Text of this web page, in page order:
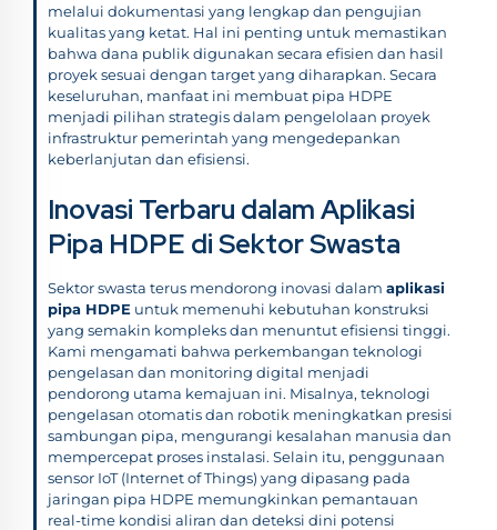
melalui dokumentasi yang lengkap dan pengujian
kualitas yang ketat. Hal ini penting untuk memastikan
bahwa dana publik digunakan secara efisien dan hasil
proyek sesuai dengan target yang diharapkan. Secara
keseluruhan, manfaat ini membuat pipa HDPE
menjadi pilihan strategis dalam pengelolaan proyek
infrastruktur pemerintah yang mengedepankan
keberlanjutan dan efisiensi.
Inovasi Terbaru dalam Aplikasi
Pipa HDPE di Sektor Swasta
Sektor swasta terus mendorong inovasi dalam aplikasi
pipa HDPE untuk memenuhi kebutuhan konstruksi
yang semakin kompleks dan menuntut efisiensi tinggi.
Kami mengamati bahwa perkembangan teknologi
pengelasan dan monitoring digital menjadi
pendorong utama kemajuan ini. Misalnya, teknologi
pengelasan otomatis dan robotik meningkatkan presisi
sambungan pipa, mengurangi kesalahan manusia dan
mempercepat proses instalasi. Selain itu, penggunaan
sensor IoT (Internet of Things) yang dipasang pada
jaringan pipa HDPE memungkinkan pemantauan
real-time kondisi aliran dan deteksi dini potensi